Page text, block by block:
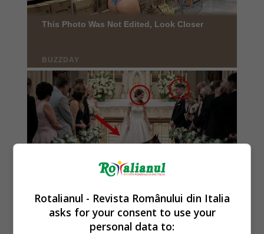
Rotalianul - Revista Românului din Italia
asks for your consent to use your
personal data to: